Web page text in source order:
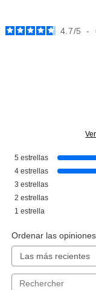
4.7/5 -
5 estrellas
4 estrellas
3 estrellas
2 estrellas
1 estrella
Ordenar las opiniones